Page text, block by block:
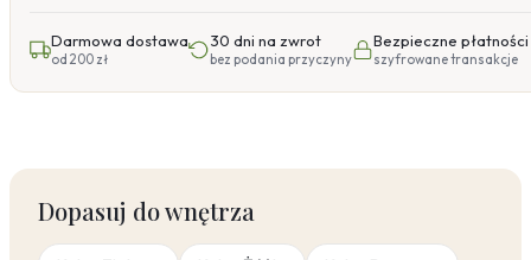
Darmowa dostawa
od 200 zł
30 dni na zwrot
bez podania przyczyny
Bezpieczne płatności
szyfrowane transakcje
Dopasuj do wnętrza